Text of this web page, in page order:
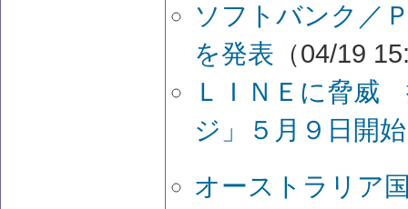
ソフトバンク／
を発表 （04/19
ＬＩＮＥに脅威
ジ」５月９日開始
オーストラリア